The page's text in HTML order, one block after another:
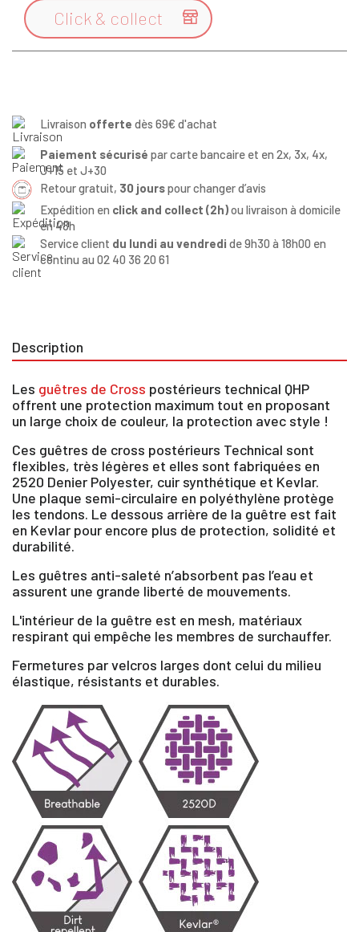

Click & collect
Livraison offerte dès 69€ d'achat
Paiement sécurisé par carte bancaire et en 2x, 3x, 4x,
J+15 et J+30
Retour gratuit, 30 jourspour changer d’avis
Expédition en click and collect (2h)ou livraison à domicile
en 48h
Service client du lundi au vendredi de 9h30 à 18h00 en
continu au 02 40 36 20 61
Description
Les guêtres de Cross postérieurs technical QHP
offrent une protection maximum tout en proposant
un large choix de couleur, la protection avec style !
Ces guêtres de cross postérieurs Technical sont
flexibles, très légères et elles sont fabriquées en
2520 Denier Polyester, cuir synthétique et Kevlar.
Une plaque semi-circulaire en polyéthylène protège
les tendons. Le dessous arrière de la guêtre est fait
en Kevlar pour encore plus de protection, solidité et
durabilité.
Les guêtres anti-saleté n’absorbent pas l’eau et
assurent une grande liberté de mouvements.
L'intérieur de la guêtre est en mesh, matériaux
respirant qui empêche les membres de surchauffer.
Fermetures par velcros larges dont celui du milieu
élastique, résistants et durables.